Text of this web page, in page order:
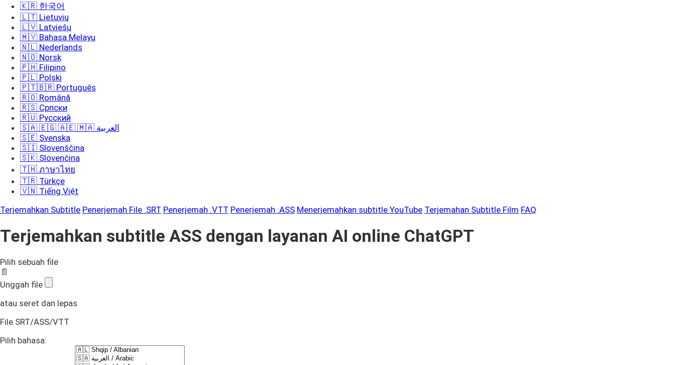
🇰🇷 한국어
🇱🇹 Lietuvių
🇱🇻 Latviešu
🇲🇾 Bahasa Melayu
🇳🇱 Nederlands
🇳🇴 Norsk
🇵🇭 Filipino
🇵🇱 Polski
🇵🇹🇧🇷 Português
🇷🇴 Română
🇷🇸 Српски
🇷🇺 Русский
🇸🇦 🇪🇬 🇦🇪 🇲🇦 العربية
🇸🇪 Svenska
🇸🇮 Slovenščina
🇸🇰 Slovenčina
🇹🇭 ภาษาไทย
🇹🇷 Türkçe
🇻🇳 Tiếng Việt
Terjemahkan Subtitle Penerjemah File .SRT Penerjemah .VTT Penerjemah .ASS Menerjemahkan subtitle YouTube Terjemahan Subtitle Film FAQ
Terjemahkan subtitle ASS dengan layanan AI online ChatGPT
Pilih sebuah file
📄
Unggah file
atau seret dan lepas
File SRT/ASS/VTT
Pilih bahasa: